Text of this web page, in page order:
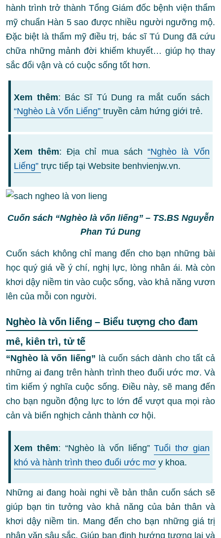
hành trình trở thành Tổng Giám đốc bệnh viện thẩm
mỹ chuẩn Hàn 5 sao được nhiều người ngưỡng mộ.
Đặc biệt là thẩm mỹ điều trị, bác sĩ Tú Dung đã cứu
chữa những mảnh đời khiếm khuyết… giúp họ thay
sắc đổi vận và có cuộc sống tốt hơn.
Xem thêm: Bác Sĩ Tú Dung ra mắt cuốn sách
“Nghèo Là Vốn Liếng”truyền cảm hứng giới trẻ.
Xem thêm: Địa chỉ mua sách“Nghèo là Vốn
Liếng”trực tiếp tại Website benhvienjw.vn.
Cuốn sách “Nghèo là vốn liếng” – TS.BS Nguyễn
Phan Tú Dung
Cuốn sách không chỉ mang đến cho bạn những bài
học quý giá về ý chí, nghị lực, lòng nhân ái. Mà còn
khơi dậy niềm tin vào cuộc sống, vào khả năng vươn
lên của mỗi con người.
Nghèo là vốn liếng – Biểu tượng cho đam
mê, kiên trì, tử tế
“Nghèo là vốn liếng” là cuốn sách dành cho tất cả
những ai đang trên hành trình theo đuổi ước mơ. Và
tìm kiếm ý nghĩa cuộc sống. Điều này, sẽ mang đến
cho bạn nguồn động lực to lớn để vượt qua mọi rào
cản và biến nghịch cảnh thành cơ hội.
Xem thêm: “Nghèo là vốn liếng”Tuổi thơ gian
khó và hành trình theo đuổi ước mơ y khoa.
Những ai đang hoài nghi về bản thân cuốn sách sẽ
giúp bạn tin tưởng vào khả năng của bản thân và
khơi dậy niềm tin. Mang đến cho bạn những giá trị
nhân văn sâu sắc. Giúp bạn định hướng tương lai và